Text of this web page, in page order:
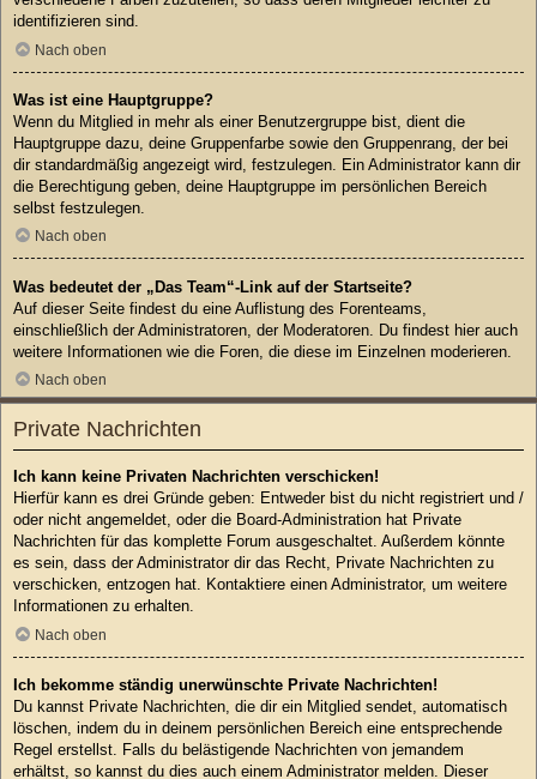
identifizieren sind.
Nach oben
Was ist eine Hauptgruppe?
Wenn du Mitglied in mehr als einer Benutzergruppe bist, dient die
Hauptgruppe dazu, deine Gruppenfarbe sowie den Gruppenrang, der bei
dir standardmäßig angezeigt wird, festzulegen. Ein Administrator kann dir
die Berechtigung geben, deine Hauptgruppe im persönlichen Bereich
selbst festzulegen.
Nach oben
Was bedeutet der „Das Team“-Link auf der Startseite?
Auf dieser Seite findest du eine Auflistung des Forenteams,
einschließlich der Administratoren, der Moderatoren. Du findest hier auch
weitere Informationen wie die Foren, die diese im Einzelnen moderieren.
Nach oben
Private Nachrichten
Ich kann keine Privaten Nachrichten verschicken!
Hierfür kann es drei Gründe geben: Entweder bist du nicht registriert und /
oder nicht angemeldet, oder die Board-Administration hat Private
Nachrichten für das komplette Forum ausgeschaltet. Außerdem könnte
es sein, dass der Administrator dir das Recht, Private Nachrichten zu
verschicken, entzogen hat. Kontaktiere einen Administrator, um weitere
Informationen zu erhalten.
Nach oben
Ich bekomme ständig unerwünschte Private Nachrichten!
Du kannst Private Nachrichten, die dir ein Mitglied sendet, automatisch
löschen, indem du in deinem persönlichen Bereich eine entsprechende
Regel erstellst. Falls du belästigende Nachrichten von jemandem
erhältst, so kannst du dies auch einem Administrator melden. Dieser